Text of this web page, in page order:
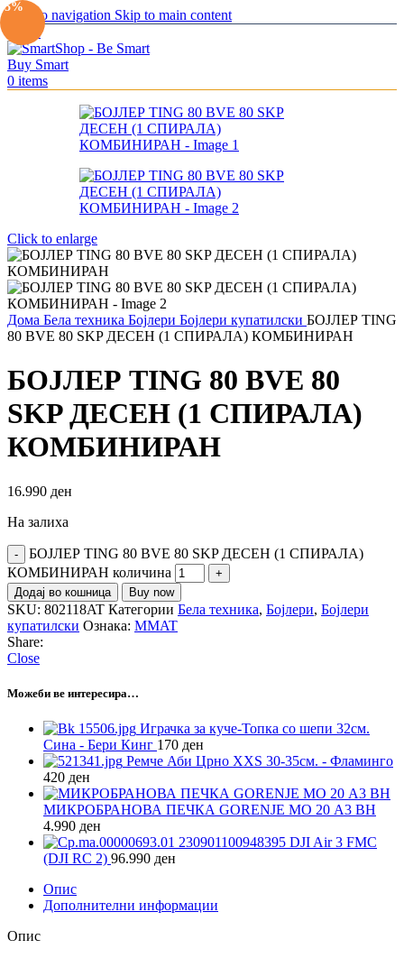
Skip to navigation Skip to main content
0 items
Click to enlarge
Дома Бела техника Бојлери Бојлери купатилски БОЈЛЕР TING
80 BVE 80 SKP ДЕСЕН (1 СПИРАЛА) КОМБИНИРАН
БОЈЛЕР TING 80 BVE 80
SKP ДЕСЕН (1 СПИРАЛА)
КОМБИНИРАН
16.990 ден
На залиха
БОЈЛЕР TING 80 BVE 80 SKP ДЕСЕН (1 СПИРАЛА)
КОМБИНИРАН количина
Додај во кошница Buy now
SKU: 802118AT Категории Бела техника, Бојлери, Бојлери
купатилски Ознака: MMAT
Share:
Close
Можеби ве интересира…
Играчка за куче-Топка со шепи 32см.
Сина - Бери Кинг 170 ден
Ремче Аби Црно XXS 30-35см. - Фламинго
420 ден
МИКРОБРАНОВА ПЕЧКА GORENJE МО 20 А3 BH
4.990 ден
DJI Air 3 FMC
(DJI RC 2) 96.990 ден
Опис
Дополнителни информации
Опис
-5%